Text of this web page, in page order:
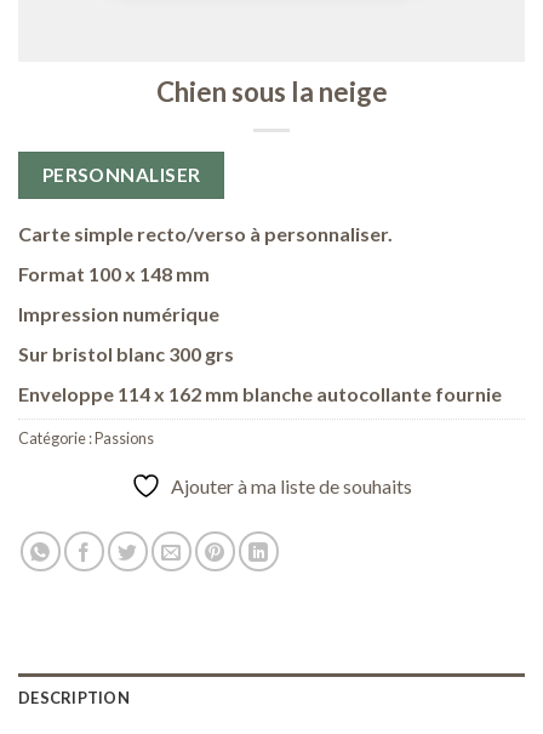
Chien sous la neige
PERSONNALISER
Carte simple recto/verso à personnaliser.
Format 100 x 148 mm
Impression numérique
Sur bristol blanc 300 grs
Enveloppe 114 x 162 mm blanche autocollante fournie
Catégorie :Passions
Ajouter à ma liste de souhaits
DESCRIPTION